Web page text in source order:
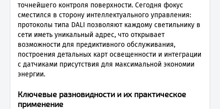
точнейшего контроля поверхности. Сегодня фокус
сместился в сторону интеллектуального управления:
протоколы типа DALI позволяют каждому светильнику в
сети иметь уникальный адрес, что открывает
возможности для предиктивного обслуживания,
построения детальных карт освещенности и интеграции
с датчиками присутствия для максимальной экономии
энергии.
Ключевые разновидности и их практическое
применение